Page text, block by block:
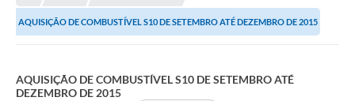
AQUISIÇÃO DE COMBUSTÍVEL S10 DE SETEMBRO ATÉ DEZEMBRO DE 2015
AQUISIÇÃO DE COMBUSTÍVEL S10 DE SETEMBRO ATÉ
DEZEMBRO DE 2015